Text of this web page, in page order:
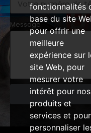
fonctionnalités
base du site
pour offrir une
meilleure
expérience sur
site Web, pour
mesurer votre
intérêt pour nos
produits et
services et pour
personnaliser
Message